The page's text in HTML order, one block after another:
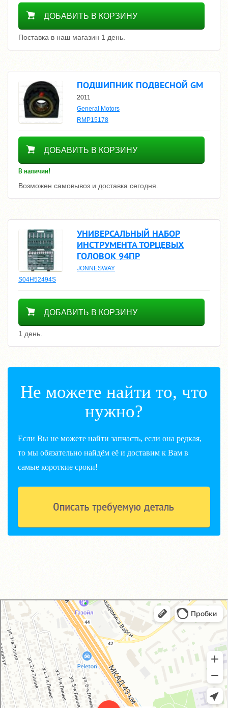
2500
ДОБАВИТЬ В КОРЗИНУ
Поставка в наш магазин 1 день.
ПОДШИПНИК ПОДВЕСНОЙ GM
2011
General Motors
RMP15178
3200
ДОБАВИТЬ В КОРЗИНУ
В наличии!
Возможен самовывоз и доставка сегодня.
УНИВЕРСАЛЬНЫЙ НАБОР
ИНСТРУМЕНТА ТОРЦЕВЫХ
ГОЛОВОК 94ПР
JONNESWAY
S04H52494S
18100
ДОБАВИТЬ В КОРЗИНУ
1 день.
Не можете найти то, что
нужно?
Если Вы не можете найти запчасть, если она редкая,
то мы обязательно найдём её и доставим к Вам в
самые короткие сроки!
GM-City&VAG-Repair
Автосервис, автотехцентр в Москве
Магазин автозапчастей и автотоваров в Москве